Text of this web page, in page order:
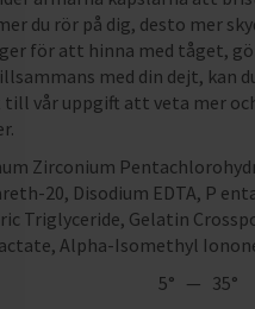
du rör på dig, desto mer
för att hinna med tåget,
med din dejt, kan
vår uppgift att veta mer
Zirconium
20, Disodium EDTA, P
Triglyceride, Gelatin
Alpha-Isomethyl
5° — 35°